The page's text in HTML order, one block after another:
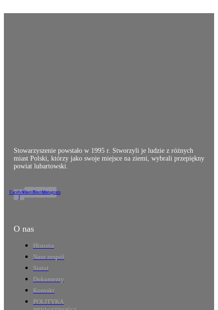
Stowarzyszenie powstało w 1995 r. Stworzyli je ludzie z różnych
miast Polski, którzy jako swoje miejsce na ziemi, wybrali przepiękny
powiat lubartowski.
Facebook-
f
YoutubeYoutubeInstagram
O nas
Historia
Nasz zespół
Statut
Dokumenty
Kontakt
POLITYKA